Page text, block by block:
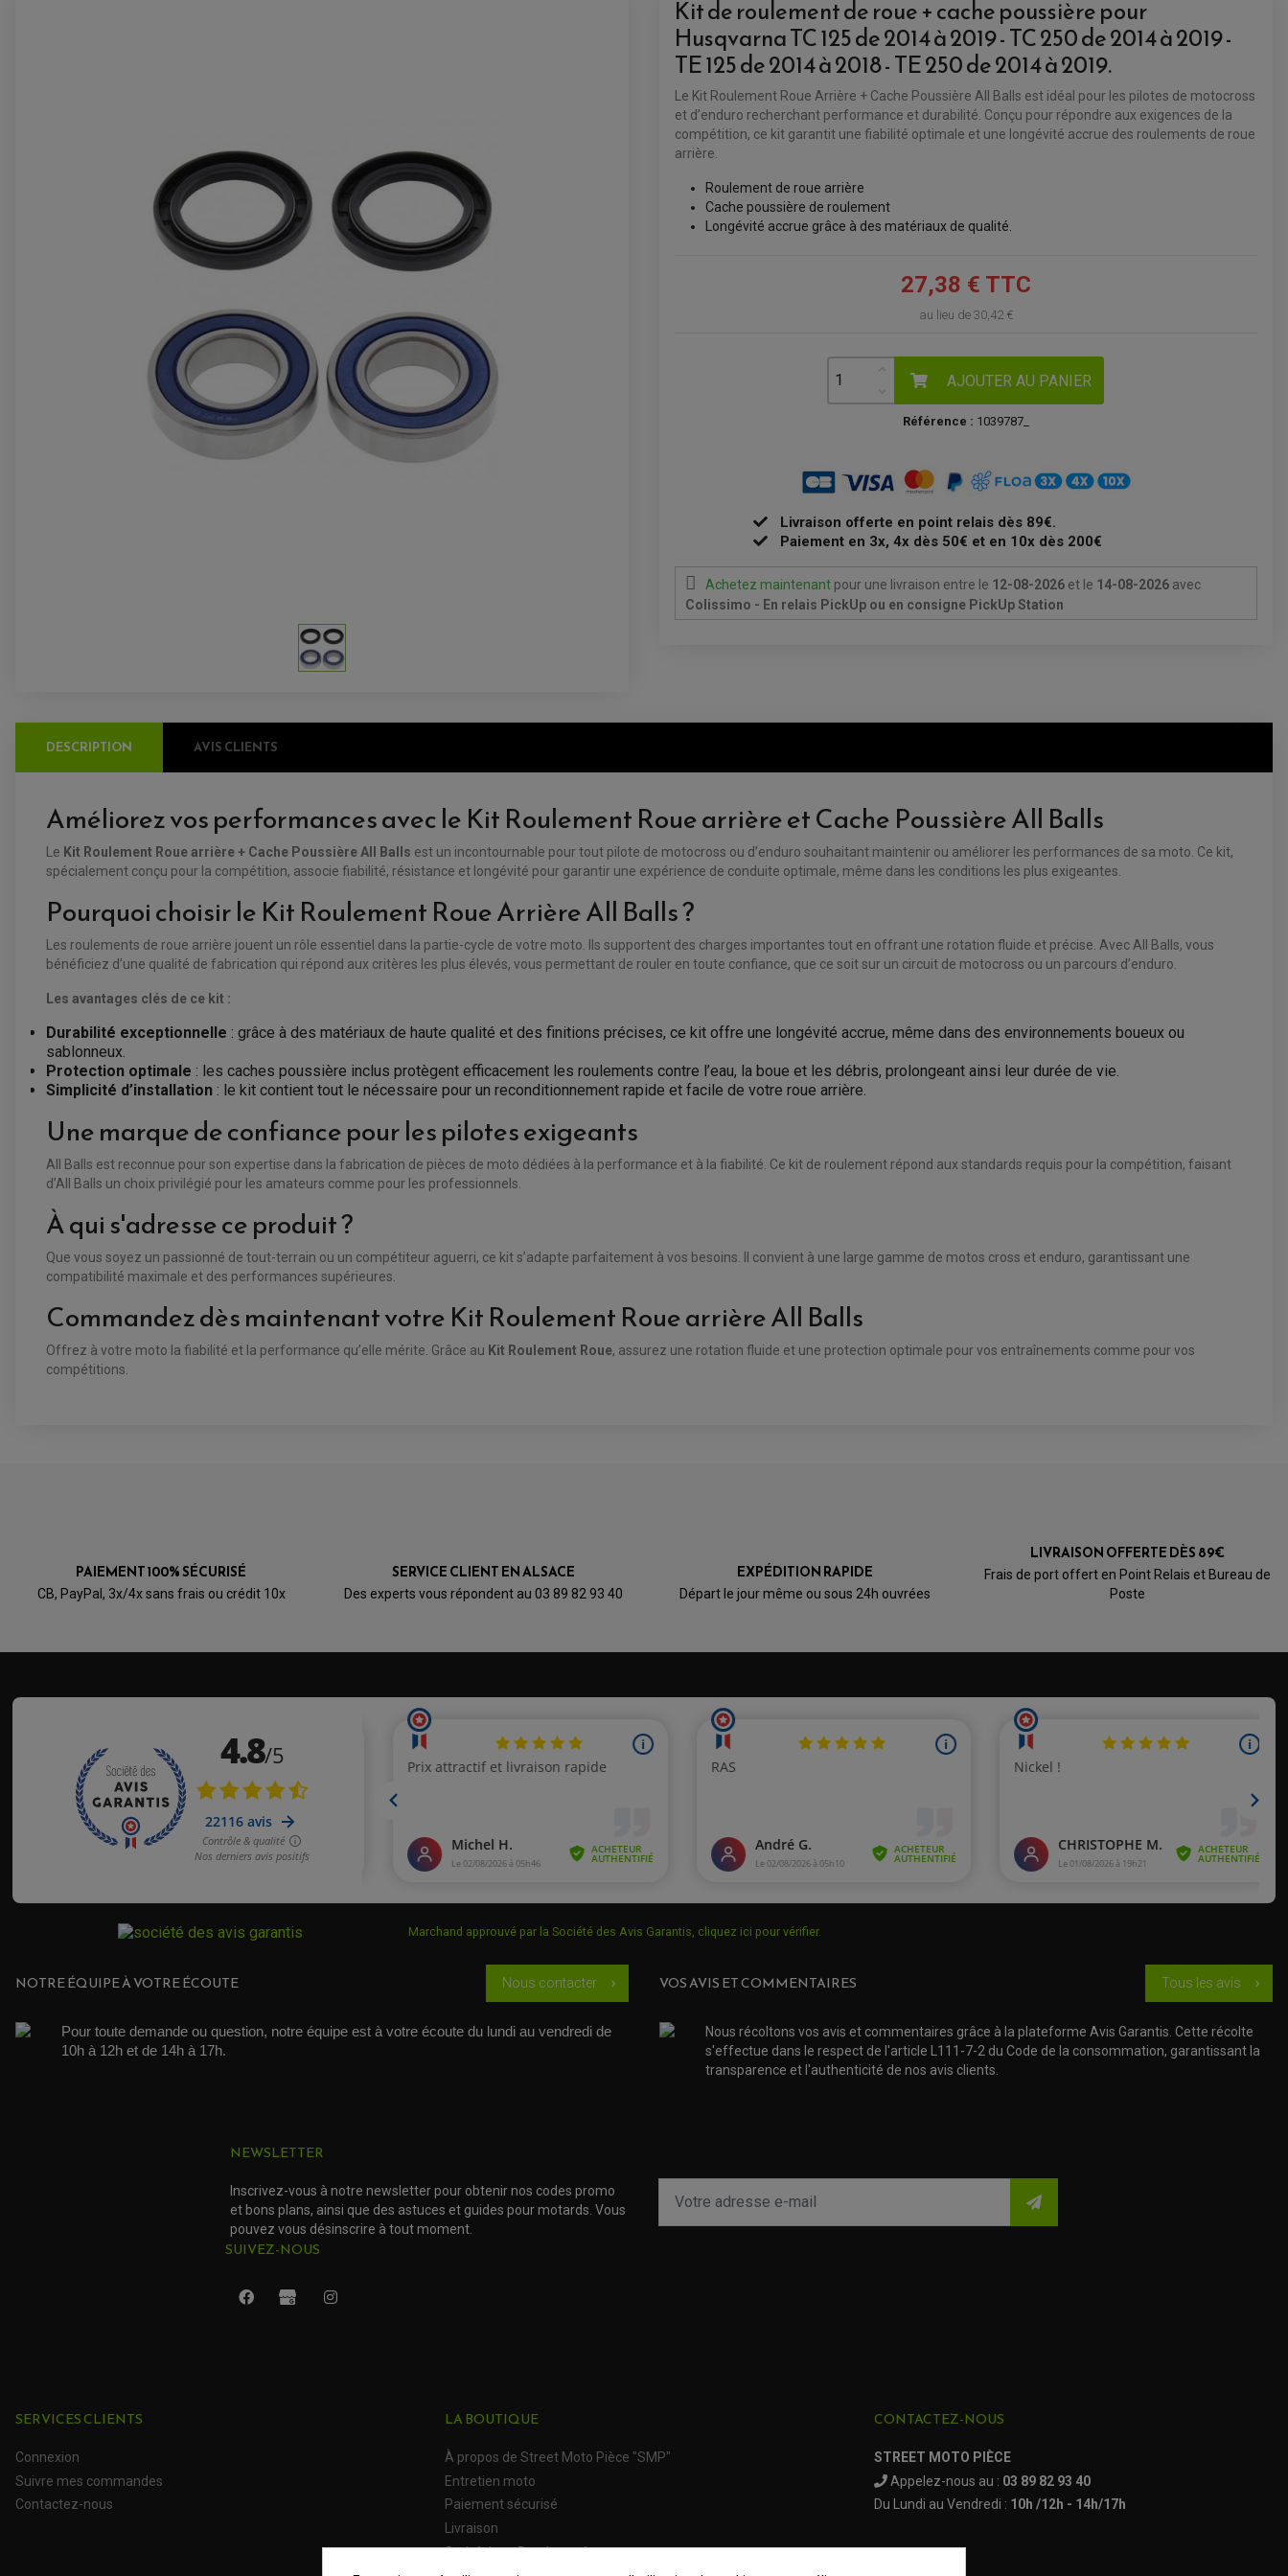
VOIR LE PANIER
Kit de roulement de roue + cache poussière pour
Husqvarna TC 125 de 2014 à 2019 - TC 250 de 2014 à 2019 -
TE 125 de 2014 à 2018 - TE 250 de 2014 à 2019.
Le Kit Roulement Roue Arrière + Cache Poussière All Balls est idéal pour les pilotes de motocross
et d’enduro recherchant performance et durabilité. Conçu pour répondre aux exigences de la
compétition, ce kit garantit une fiabilité optimale et une longévité accrue des roulements de roue
arrière.
Roulement de roue arrière
Cache poussière de roulement
Longévité accrue grâce à des matériaux de qualité.
27,38 € TTC
au lieu de 30,42 €
AJOUTER AU PANIER
Référence : 1039787_
Livraison offerte en point relais dès 89€.
Paiement en 3x, 4x dès 50€ et en 10x dès 200€
Achetez maintenant pour une livraison entre le 12-08-2026 et le 14-08-2026 avec
Colissimo - En relais PickUp ou en consigne PickUp Station
DESCRIPTION AVIS CLIENTS
Améliorez vos performances avec le Kit Roulement Roue arrière et Cache Poussière All Balls
Le Kit Roulement Roue arrière + Cache Poussière All Balls est un incontournable pour tout pilote de motocross ou d’enduro souhaitant maintenir ou améliorer les performances de sa moto. Ce kit,
spécialement conçu pour la compétition, associe fiabilité, résistance et longévité pour garantir une expérience de conduite optimale, même dans les conditions les plus exigeantes.
Pourquoi choisir le Kit Roulement Roue Arrière All Balls ?
Les roulements de roue arrière jouent un rôle essentiel dans la partie-cycle de votre moto. Ils supportent des charges importantes tout en offrant une rotation fluide et précise. Avec All Balls, vous
bénéficiez d’une qualité de fabrication qui répond aux critères les plus élevés, vous permettant de rouler en toute confiance, que ce soit sur un circuit de motocross ou un parcours d’enduro.
Les avantages clés de ce kit :
Durabilité exceptionnelle : grâce à des matériaux de haute qualité et des finitions précises, ce kit offre une longévité accrue, même dans des environnements boueux ou
sablonneux.
Protection optimale : les caches poussière inclus protègent efficacement les roulements contre l’eau, la boue et les débris, prolongeant ainsi leur durée de vie.
Simplicité d’installation : le kit contient tout le nécessaire pour un reconditionnement rapide et facile de votre roue arrière.
Une marque de confiance pour les pilotes exigeants
All Balls est reconnue pour son expertise dans la fabrication de pièces de moto dédiées à la performance et à la fiabilité. Ce kit de roulement répond aux standards requis pour la compétition, faisant
d’All Balls un choix privilégié pour les amateurs comme pour les professionnels.
À qui s'adresse ce produit ?
Que vous soyez un passionné de tout-terrain ou un compétiteur aguerri, ce kit s’adapte parfaitement à vos besoins. Il convient à une large gamme de motos cross et enduro, garantissant une
compatibilité maximale et des performances supérieures.
Commandez dès maintenant votre Kit Roulement Roue arrière All Balls
Offrez à votre moto la fiabilité et la performance qu’elle mérite. Grâce au Kit Roulement Roue, assurez une rotation fluide et une protection optimale pour vos entraînements comme pour vos
compétitions.
Avis soumis à un contrôle 4★ 5★
Basé sur 1 avis
PAIEMENT 100% SÉCURISÉ
CB, PayPal, 3x/4x sans frais ou crédit 10x
SERVICE CLIENT EN ALSACE
Des experts vous répondent au 03 89 82 93 40
EXPÉDITION RAPIDE
Départ le jour même ou sous 24h ouvrées
LIVRAISON OFFERTE DÈS 89€
Frais de port offert en Point Relais et Bureau de
Poste
Marchand approuvé par la Société des Avis Garantis, cliquez ici pour vérifier.
NOTRE ÉQUIPE À VOTRE ÉCOUTE Nous contacter chevron_right
Pour toute demande ou question, notre équipe est à votre écoute du lundi au vendredi de
10h à 12h et de 14h à 17h.
VOS AVIS ET COMMENTAIRES Tous les avis chevron_right
Nous récoltons vos avis et commentaires grâce à la plateforme Avis Garantis. Cette récolte
s'effectue dans le respect de l'article L111-7-2 du Code de la consommation, garantissant la
transparence et l'authenticité de nos avis clients.
NEWSLETTER
Inscrivez-vous à notre newsletter pour obtenir nos codes promo
et bons plans, ainsi que des astuces et guides pour motards. Vous
pouvez vous désinscrire à tout moment.
SUIVEZ-NOUS
SERVICES CLIENTS
Connexion
Suivre mes commandes
Contactez-nous
LA BOUTIQUE
À propos de Street Moto Pièce "SMP"
Entretien moto
Paiement sécurisé
Livraison
Satisfait ou Remboursé
CONTACTEZ-NOUS
STREET MOTO PIÈCE
Appelez-nous au : 03 89 82 93 40
Du Lundi au Vendredi : 10h /12h - 14h/17h